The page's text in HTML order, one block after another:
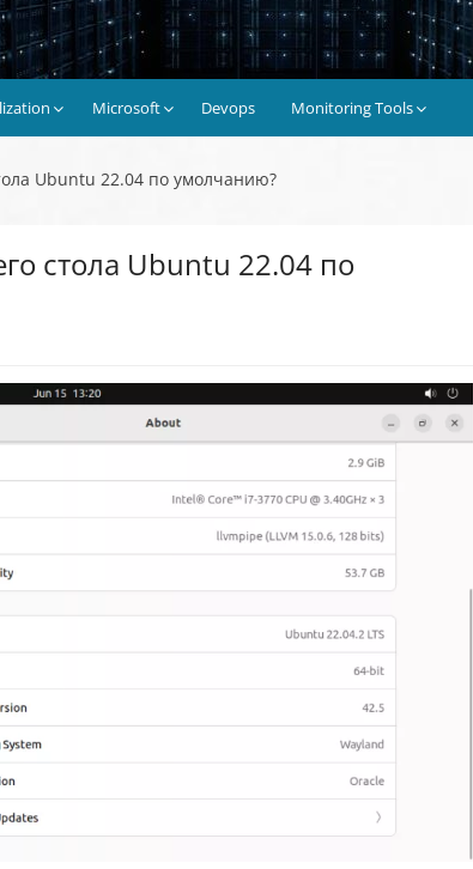
Microsoft Devops Monitoring Tools
Ubuntu 22.04 по умолчанию?
стола Ubuntu 22.04 по